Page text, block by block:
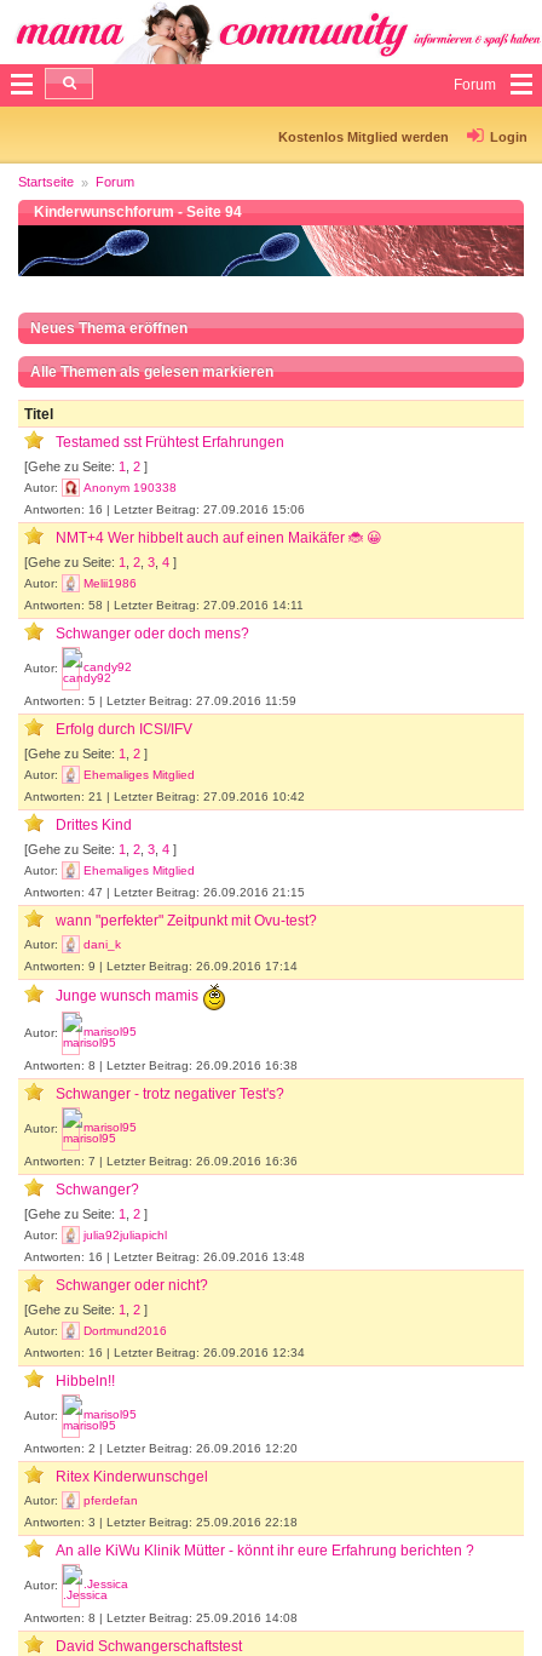
Forum
Kostenlos Mitglied werden Login
Startseite Forum
Kinderwunschforum - Seite 94
Neues Thema eröffnen
Alle Themen als gelesen markieren
Titel
Testamed sst Frühtest Erfahrungen
[Gehe zu Seite: 1 2 ]
Autor:
Anonym 190338
Antworten: 16 | Letzter Beitrag: 27.09.2016 15:06
NMT+4 Wer hibbelt auch auf einen Maikäfer 🐞 😀
[Gehe zu Seite: 1 2 3 4 ]
Autor:
Melii1986
Antworten: 58 | Letzter Beitrag: 27.09.2016 14:11
Schwanger oder doch mens?
Autor: candy92
Antworten: 5 | Letzter Beitrag: 27.09.2016 11:59
Erfolg durch ICSI/IFV
[Gehe zu Seite: 1 2 ]
Autor:
Ehemaliges Mitglied
Antworten: 21 | Letzter Beitrag: 27.09.2016 10:42
Drittes Kind
[Gehe zu Seite: 1 2 3 4 ]
Autor:
Ehemaliges Mitglied
Antworten: 47 | Letzter Beitrag: 26.09.2016 21:15
wann "perfekter" Zeitpunkt mit Ovu-test?
Autor:
dani_k
Antworten: 9 | Letzter Beitrag: 26.09.2016 17:14
Junge wunsch mamis
Autor: marisol95
Antworten: 8 | Letzter Beitrag: 26.09.2016 16:38
Schwanger - trotz negativer Test's?
Autor: marisol95
Antworten: 7 | Letzter Beitrag: 26.09.2016 16:36
Schwanger?
[Gehe zu Seite: 1 2 ]
Autor:
julia92juliapichl
Antworten: 16 | Letzter Beitrag: 26.09.2016 13:48
Schwanger oder nicht?
[Gehe zu Seite: 1 2 ]
Autor:
Dortmund2016
Antworten: 16 | Letzter Beitrag: 26.09.2016 12:34
Hibbeln!!
Autor: marisol95
Antworten: 2 | Letzter Beitrag: 26.09.2016 12:20
Ritex Kinderwunschgel
Autor:
pferdefan
Antworten: 3 | Letzter Beitrag: 25.09.2016 22:18
An alle KiWu Klinik Mütter - könnt ihr eure Erfahrung berichten ?
Autor: .Jessica
Antworten: 8 | Letzter Beitrag: 25.09.2016 14:08
David Schwangerschaftstest